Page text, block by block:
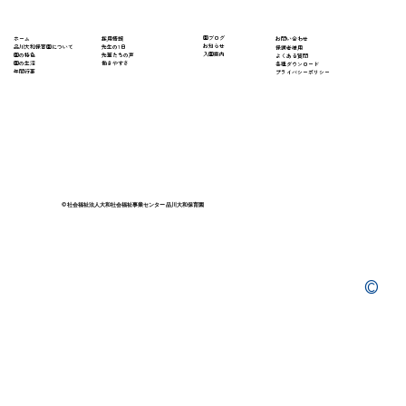
© 社会福祉法人大和社会福祉事業センター 品川大和保育園
​お問い合わせ
保護者様用
よくある質問
​各種ダウンロード
プライバシーポリシー
​園ブログ
お知らせ
入園案内
採用情報
先生の1日
先輩たちの声
働きやすさ
ホーム
​品川大和保育園について
園の特色
園の生活
年間行事
©